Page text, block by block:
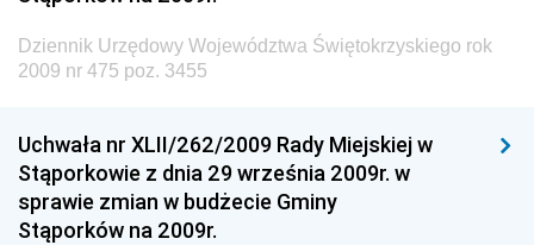
Dziennik Urzędowy Ministra Rozwoju, Pracy i
Dziennik Urzędowy Ministra Kultury, Dziedzictwa
Narodowego i Sportu
Dziennik Urzędowy Ministra Rodziny i Polityki
Społecznej
Dziennik Urzędowy Województwa Świętokrzyskiego rok
2009 nr 475 poz. 3455
Uchwała nr XLII/262/2009 Rady Miejskiej w
Stąporkowie z dnia 29 września 2009r. w
sprawie zmian w budżecie Gminy
Stąporków na 2009r.